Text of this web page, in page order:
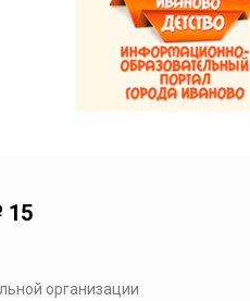
15
организации